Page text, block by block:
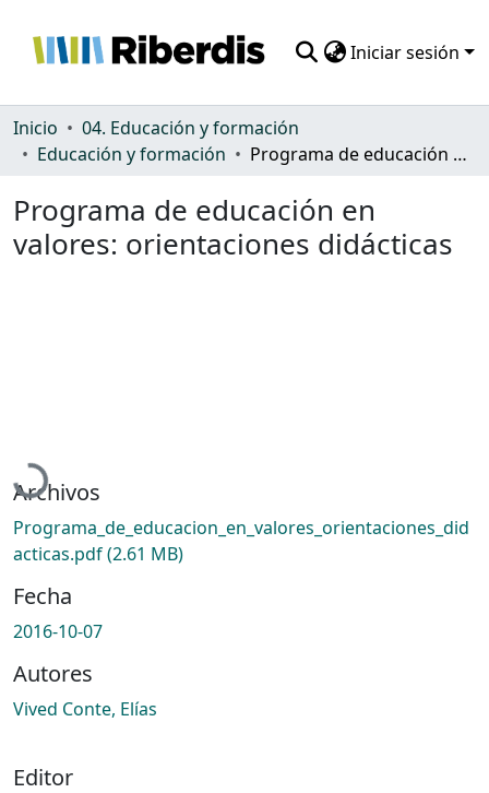
Iniciar sesión
Comunidades
Estadísticas
Inicio
04. Educación y formación
Educación y formación
Programa de educación en valores: orientaciones didácticas
Programa de educación en
valores: orientaciones didácticas
Cargando...
Archivos
Programa_de_educacion_en_valores_orientaciones_did
acticas.pdf(2.61 MB)
Fecha
2016-10-07
Autores
Vived Conte, Elías
Editor